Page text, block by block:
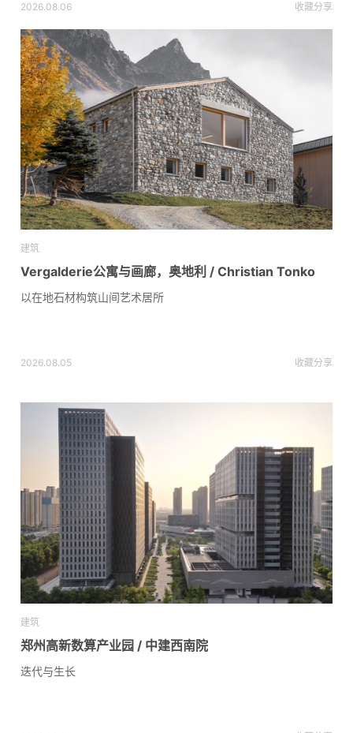
2026.08.06 收藏分享
建筑
Vergalderie公寓与画廊，奥地利 / Christian Tonko
以在地石材构筑山间艺术居所
2026.08.05 收藏分享
建筑
郑州高新数算产业园 / 中建西南院
迭代与生长